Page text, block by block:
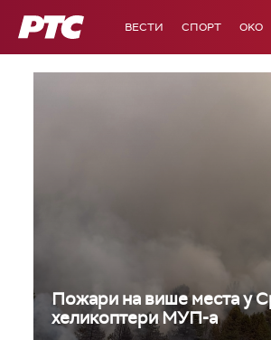
РТС ВЕСТИ СПОРТ OKO
Пожари на више места у
хеликоптери МУП-а